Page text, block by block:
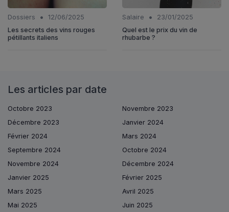
Dossiers •
12/06/2025
Les secrets des vins rouges
pétillants italiens
Salaire •
23/01/2025
Quel est le prix du vin de
rhubarbe ?
Les articles par date
Octobre 2023
Novembre 2023
Décembre 2023
Janvier 2024
Février 2024
Mars 2024
Septembre 2024
Octobre 2024
Novembre 2024
Décembre 2024
Janvier 2025
Février 2025
Mars 2025
Avril 2025
Mai 2025
Juin 2025